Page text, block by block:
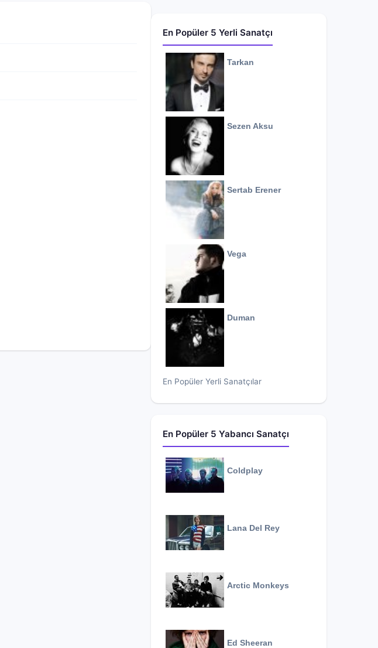
En Popüler 5 Yerli Sanatçı
Tarkan
Sezen Aksu
Sertab Erener
Vega
Duman
En Popüler Yerli Sanatçılar
En Popüler 5 Yabancı Sanatçı
Coldplay
Lana Del Rey
Arctic Monkeys
Ed Sheeran